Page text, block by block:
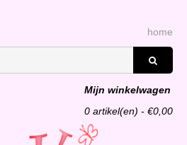
home
Mijn winkelwagen
0 artikel(en) - €0,00